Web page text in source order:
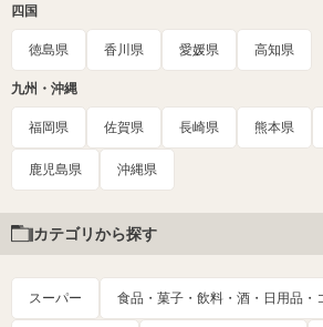
四国
徳島県 香川県 愛媛県 高知県
九州・沖縄
福岡県 佐賀県 長崎県 熊本県
鹿児島県 沖縄県
カテゴリから探す
スーパー 食品・菓子・飲料・酒・日用品・